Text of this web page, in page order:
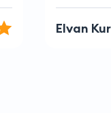
Aslı Akın